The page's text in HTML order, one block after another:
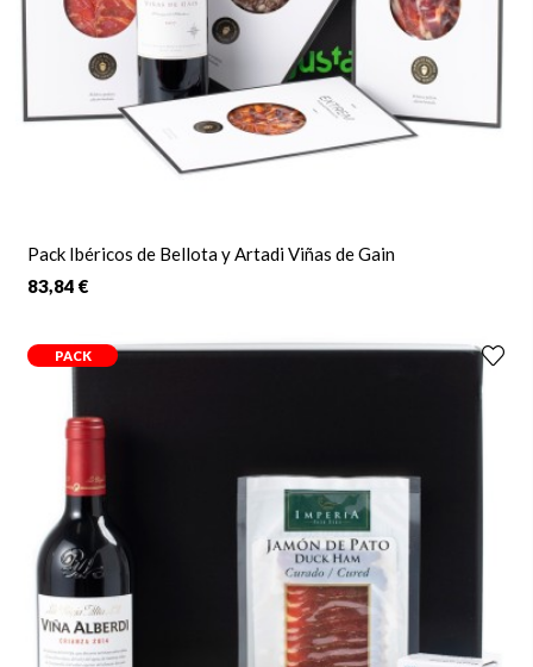
Pack Ibéricos de Bellota y Artadi Viñas de Gain
83,84 €
PACK